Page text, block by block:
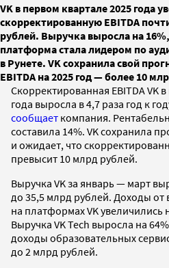
VK в первом квартале 2025 года
скорректированную EBITDA
рублей. Выручка выросла на
платформа стала лидером по
в Рунете. VK сохранила свой
EBITDA на 2025 год — более 10
Скорректированная EBITDA VK
года выросла в 4,7 раза год к
сообщает компания.
составила 14%. VK сохранила
и ожидает, что
превысит 10 млрд рублей.
Выручка VK за январь — март
до 35,5 млрд рублей. Доходы
на платформах VK увеличились
Выручка VK Tech выросла на
доходы образовательных
до 2 млрд рублей.